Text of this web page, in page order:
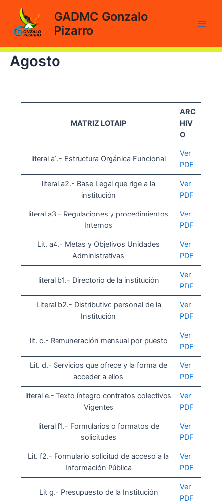
contenido
GADMC Gonzalo
Pizarro
Agosto
MATRIZ LOTAIP
ARC
HIV
O
literal a1.- Estructura Orgánica Funcional
Ver
PDF
literal a2.- Base Legal que rige a la
institución
Ver
PDF
literal a3.- Regulaciones y procedimientos
Internos
Ver
PDF
Lit. a4.- Metas y Objetivos Unidades
Administrativas
Ver
PDF
literal b1.- Directorio de la institución
Ver
PDF
Literal b2.- Distributivo personal de la
Institución
Ver
PDF
lit. c.- Remuneración mensual por puesto
Ver
PDF
Lit. d.- Servicios que ofrece y la forma de
acceder a ellos
Ver
PDF
literal e.- Texto íntegro contratos colectivos
Vigentes
Ver
PDF
literal f1.- Formularios o formatos de
solicitudes
Ver
PDF
Lit. f2.- Formulario solicitud de acceso a la
Información Pública
Ver
PDF
Lit g.- Presupuesto de la Institución
Ver
PDF